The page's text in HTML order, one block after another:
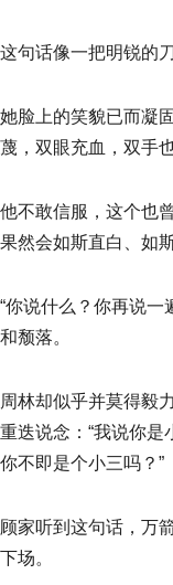
这句话像一把明锐的
她脸上的笑貌已而凝
蔑，双眼充血，双手
他不敢信服，这个也
果然会如斯直白、如
“你说什么？你再说一
和颓落。
周林却似乎并莫得毅
重迭说念：“我说你是
你不即是个小三吗？”
顾家听到这句话，万
下场。